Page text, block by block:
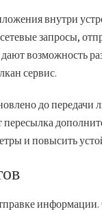
внутри
запросы,
возможность
сервис.
до передачи
и повысить